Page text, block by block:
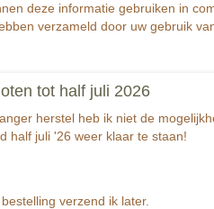
Specificaties
Productcode leverancier
Afmetingen (l,b,h)
Reacties
deze informatie gebruiken in
verzameld door uw gebruik
tot half juli 2026
herstel heb ik niet de
half juli '26 weer klaar te staan!
verzend ik later.